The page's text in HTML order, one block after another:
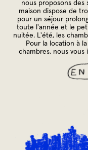
nous proposons des
maison dispose de
pour un séjour
toute l'année et le
nuitée. L'été, les
Pour la location à
chambres, nous